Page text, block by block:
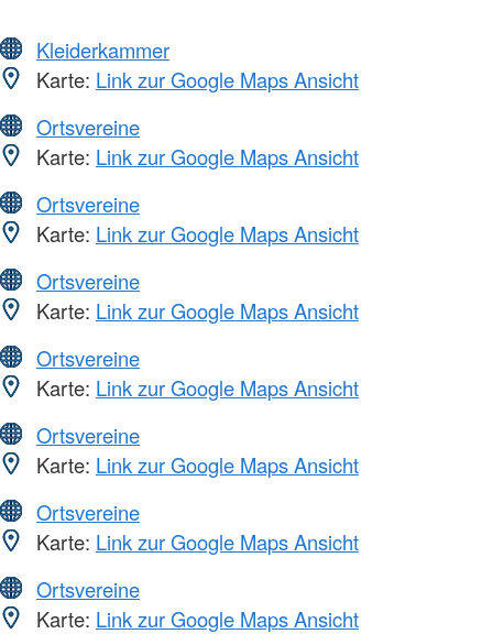
Kleiderkammer
Karte: Link zur Google Maps Ansicht
Ortsvereine
Karte: Link zur Google Maps Ansicht
Ortsvereine
Karte: Link zur Google Maps Ansicht
Ortsvereine
Karte: Link zur Google Maps Ansicht
Ortsvereine
Karte: Link zur Google Maps Ansicht
Ortsvereine
Karte: Link zur Google Maps Ansicht
Ortsvereine
Karte: Link zur Google Maps Ansicht
Ortsvereine
Karte: Link zur Google Maps Ansicht